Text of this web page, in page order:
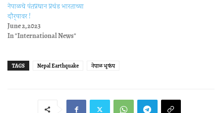
नेपाळचे पंतप्रधान प्रचंड भारताच्या
दौर्‍यावर !
June 2, 2023
In "International News"
TAGS Nepal Earthquake नेपाळ भूकंप